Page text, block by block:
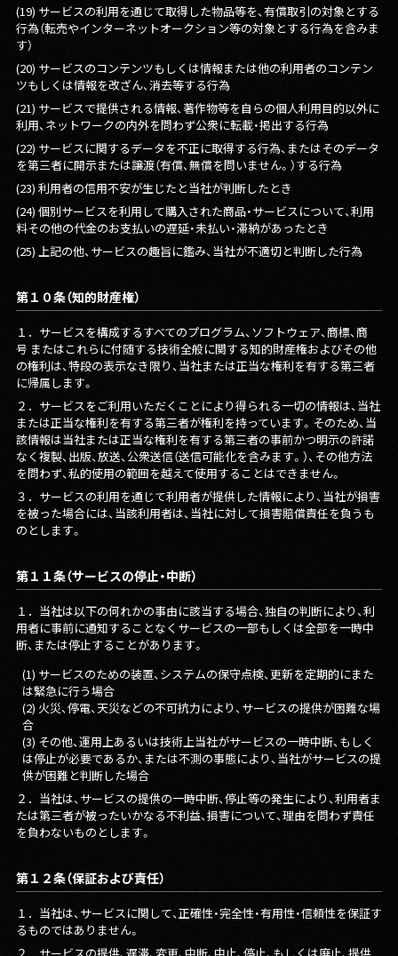
(19) サービスの利用を通じて取得した物品等を、有償取引の対象とする
行為（転売やインターネットオークション等の対象とする行為を含みま
す）
(20) サービスのコンテンツもしくは情報または他の利用者のコンテン
ツもしくは情報を改ざん、消去等する行為
(21) サービスで提供される情報、著作物等を自らの個人利用目的以外に
利用、ネットワークの内外を問わず公衆に転載・掲出する行為
(22) サービスに関するデータを不正に取得する行為、またはそのデータ
を第三者に開示または譲渡（有償、無償を問いません。）する行為
(23) 利用者の信用不安が生じたと当社が判断したとき
(24) 個別サービスを利用して購入された商品・サービスについて、利用
料その他の代金のお支払いの遅延・未払い・滞納があったとき
(25) 上記の他、サービスの趣旨に鑑み、当社が不適切と判断した行為
第１０条（知的財産権）
１． サービスを構成するすべてのプログラム、ソフトウェア、商標、商
号 またはこれらに付随する技術全般に関する知的財産権およびその他
の権利は、特段の表示なき限り、当社または正当な権利を有する第三者
に帰属します。
２． サービスをご利用いただくことにより得られる一切の情報は、当社
または正当な権利を有する第三者が権利を持っています。そのため、当
該情報は当社または正当な権利を有する第三者の事前かつ明示の許諾
なく複製、出版、放送、公衆送信（送信可能化を含みます。）、その他方法
を問わず、私的使用の範囲を越えて使用することはできません。
３． サービスの利用を通じて利用者が提供した情報により、当社が損害
を被った場合には、当該利用者は、当社に対して損害賠償責任を負うも
のとします。
第１１条（サービスの停止・中断）
１． 当社は以下の何れかの事由に該当する場合、独自の判断により、利
用者に事前に通知することなくサービスの一部もしくは全部を一時中
断、または停止することがあります。
(1) サービスのための装置、システムの保守点検、更新を定期的にまた
は緊急に行う場合
(2) 火災、停電、天災などの不可抗力により、サービスの提供が困難な場
合
(3) その他、運用上あるいは技術上当社がサービスの一時中断、もしく
は停止が必要であるか、または不測の事態により、当社がサービスの提
供が困難と判断した場合
２． 当社は、サービスの提供の一時中断、停止等の発生により、利用者ま
たは第三者が被ったいかなる不利益、損害について、理由を問わず責任
を負わないものとします。
第１２条（保証および責任）
１． 当社は、サービスに関して、正確性・完全性・有用性・信頼性を保証す
るものではありません。